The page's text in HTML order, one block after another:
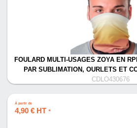
FOULARD MULTI-USAGES ZOYA EN
PAR SUBLIMATION, OURLETS ET
CDLO430676
À partir de
4,90 € HT *